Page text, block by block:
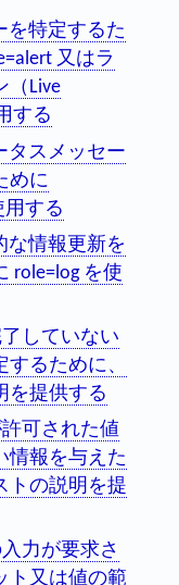
を特定するた
又はラ
（Live
する
タスメッセー
めに
用する
な情報更新を
role=log を使
していない
るために、
を提供する
可された値
情報を与えた
トの説明を提
力が要求さ
ト又は値の範